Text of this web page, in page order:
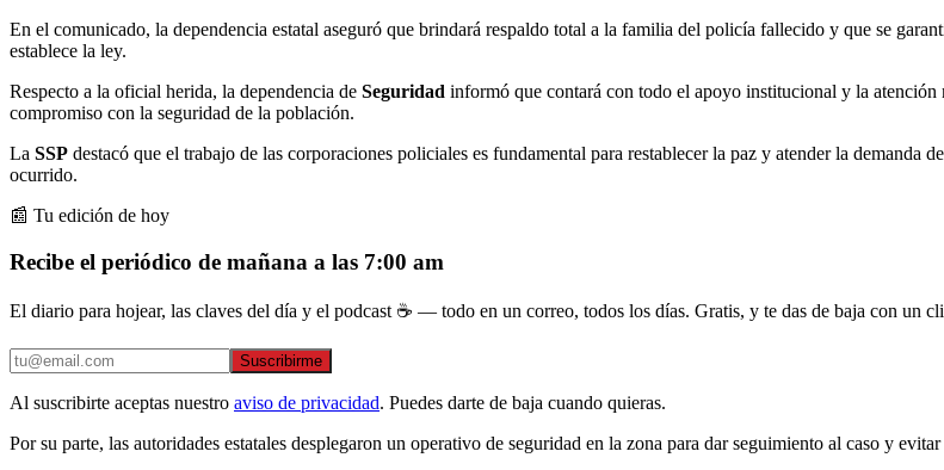
En el comunicado, la dependencia estatal aseguró que brindará respaldo total a la familia del policía fallecido y que se
establece la ley.
Respecto a la oficial herida, la dependencia de Seguridad informó que contará con todo el apoyo institucional y la atención
compromiso con la seguridad de la población.
La SSP destacó que el trabajo de las corporaciones policiales es fundamental para restablecer la paz y atender la demanda
ocurrido.
📰 Tu edición de hoy
Recibe el periódico de mañana a las 7:00 am
El diario para hojear, las claves del día y el podcast ☕ — todo en un correo, todos los días. Gratis, y te das de baja con un
Suscribirme
Al suscribirte aceptas nuestro aviso de privacidad. Puedes darte de baja cuando quieras.
Por su parte, las autoridades estatales desplegaron un operativo de seguridad en la zona para dar seguimiento al caso y